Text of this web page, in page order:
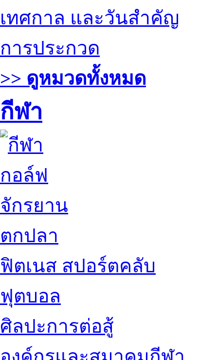
เทศกาล และวันสำคัญ
การประกวด
>> ดูหมวดทั้งหมด
กีฬา
กอล์ฟ
จักรยาน
ตกปลา
ฟิตเนส สปอร์ตคลับ
ฟุตบอล
ศิลปะการต่อสู้